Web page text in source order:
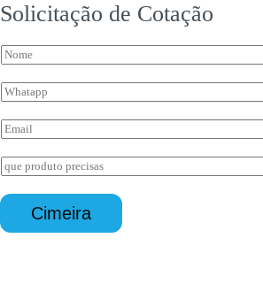
Solicitação de Cotação
N
o
m
W
h
a
a
p
p
*
*
n
q
u
r
E
m
a
*
I
n
q
é
Cimeira